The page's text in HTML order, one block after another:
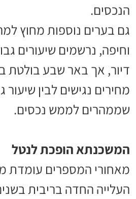
הנכסים.
גם בערים נוספות מחוץ
וחיפה, נרשמים שיעורים
דיור, אך באר שבע בולטת
מחירים נגישים לבין
שממהרים לממש נכסים.
המשכנתא הופכת לנטל
מאחורי המספרים עומדת
העלייה החדה בריבית